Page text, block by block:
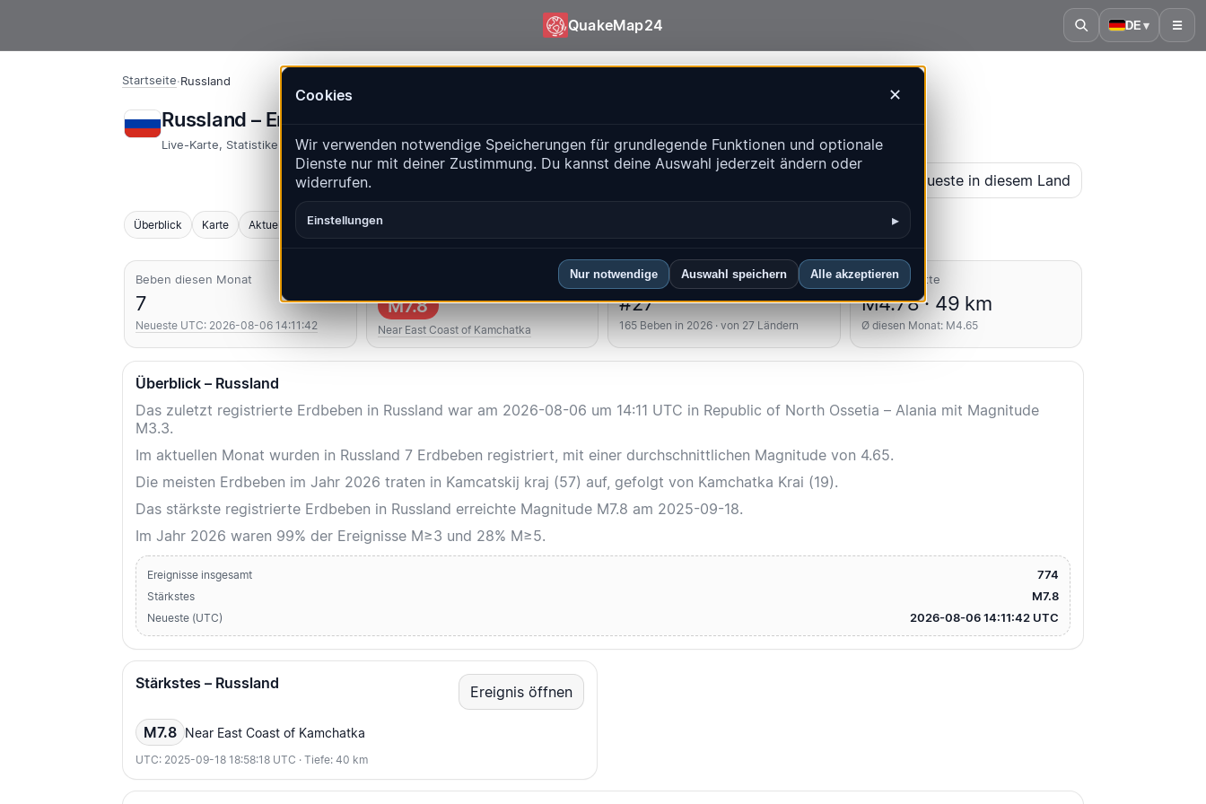
QuakeMap24 DE ▾ ☰
Cookies ✕
Wir verwenden notwendige Speicherungen für grundlegende Funktionen und optionale
Dienste nur mit deiner Zustimmung. Du kannst deine Auswahl jederzeit ändern oder
widerrufen.
Einstellungen ▸
Nur notwendige Auswahl speichern Alle akzeptieren
Startseite·Russland
Russland – Erdbeben | QuakeMap24
Live-Karte, Statistiken und aktuelle Ereignisse
Neueste in diesem Land
Überblick Karte Aktuell Diagramme Top-Regionen
Beben diesen Monat
7
Neueste UTC: 2026-08-06 14:11:42
M7.8
Near East Coast of Kamchatka
Länderrang
#27
165 Beben in 2026 · von 27 Ländern
Durchschnitte
M4.78 · 49 km
Ø diesen Monat: M4.65
Überblick – Russland
Das zuletzt registrierte Erdbeben in Russland war am 2026-08-06 um 14:11 UTC in Republic of North Ossetia – Alania mit Magnitude
M3.3.
Im aktuellen Monat wurden in Russland 7 Erdbeben registriert, mit einer durchschnittlichen Magnitude von 4.65.
Die meisten Erdbeben im Jahr 2026 traten in Kamcatskij kraj (57) auf, gefolgt von Kamchatka Krai (19).
Das stärkste registrierte Erdbeben in Russland erreichte Magnitude M7.8 am 2025-09-18.
Im Jahr 2026 waren 99% der Ereignisse M≥3 und 28% M≥5.
Ereignisse insgesamt 774
Stärkstes M7.8
Neueste (UTC) 2026-08-06 14:11:42 UTC
Stärkstes – Russland Ereignis öffnen
M7.8 Near East Coast of Kamchatka
UTC: 2025-09-18 18:58:18 UTC · Tiefe: 40 km